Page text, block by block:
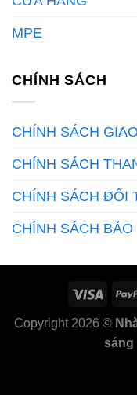
MPE
CHÍNH SÁCH
CHÍNH SÁCH
CHÍNH SÁCH
CHÍNH SÁCH ĐỔI
CHÍNH SÁCH
Copyright 2026 ©
sáng